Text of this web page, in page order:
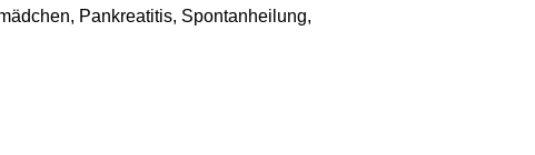
Pankreatitis, Spontanheilung,